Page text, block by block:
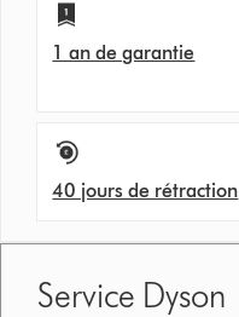
1 an de garantie
40 jours de rétraction
Service Dyson